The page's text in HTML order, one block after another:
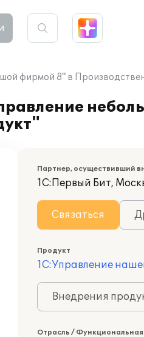
фирмой 8" в
Партнер, осуществивший
1С:Первый Бит,
Связаться
Продукт
1С:Управление
Внедрения
Отрасль / Функциональная